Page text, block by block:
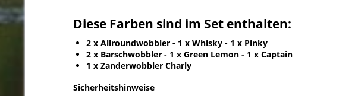
Diese Farben sind im Set enthalten:
2 x Allroundwobbler - 1 x Whisky - 1 x Pinky
2 x Barschwobbler - 1 x Green Lemon - 1 x Captain
1 x Zanderwobbler Charly
Sicherheitshinweise